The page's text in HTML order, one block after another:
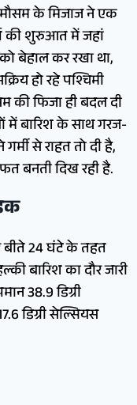
के मिजाज ने एक
की शुरुआत में जहां
बेहाल कर रखा था,
हो रहे पश्चिमी
की फिजा ही बदल दी
में बारिश के साथ गरज-
से राहत तो दी है,
बनती दिख रही है.
24 घंटे के तहत
बारिश का दौर जारी
38.9 डिग्री
डिग्री सेल्सियस